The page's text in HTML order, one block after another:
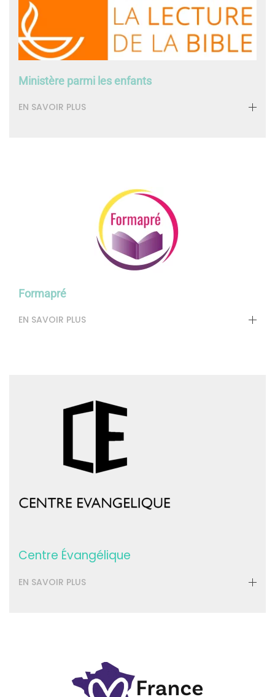
Ministère parmi les enfants
EN SAVOIR PLUS
Formapré
EN SAVOIR PLUS
Centre Évangélique
EN SAVOIR PLUS